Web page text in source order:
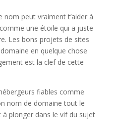
nom peut vraiment t’aider à
une étoile qui a juste
Les bons projets de sites
en quelque chose
est la clef de cette
fiables comme
nom de domaine tout le
à plonger dans le vif du sujet